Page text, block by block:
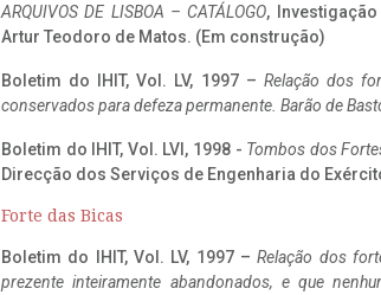
ARQUIVOS DE LISBOA – CATÁLOGO,
Artur Teodoro de Matos. (Em construção)
Boletim do IHIT, Vol. LV, 1997 – Relação dos
conservados para defeza permanente. Barão de
Boletim do IHIT, Vol. LVI, 1998 - Tombos dos
Direcção dos Serviços de Engenharia do
Forte das Bicas
Boletim do IHIT, Vol. LV, 1997 –Relação dos
prezente inteiramente abandonados, e que